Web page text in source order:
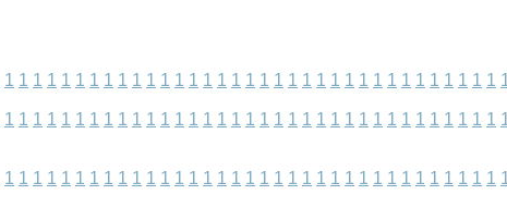
1 1 1 1 1 1 1 1 1 1 1 1 1 1 1 1 1 1 1 1 1 1 1 1 1 1 1 1 1 1 1 1 1 1 1
1 1 1 1 1 1 1 1 1 1 1 1 1 1 1 1 1 1 1 1 1 1 1 1 1 1 1 1 1 1 1 1 1 1 1
1 1 1 1 1 1 1 1 1 1 1 1 1 1 1 1 1 1 1 1 1 1 1 1 1 1 1 1 1 1 1 1 1 1 1